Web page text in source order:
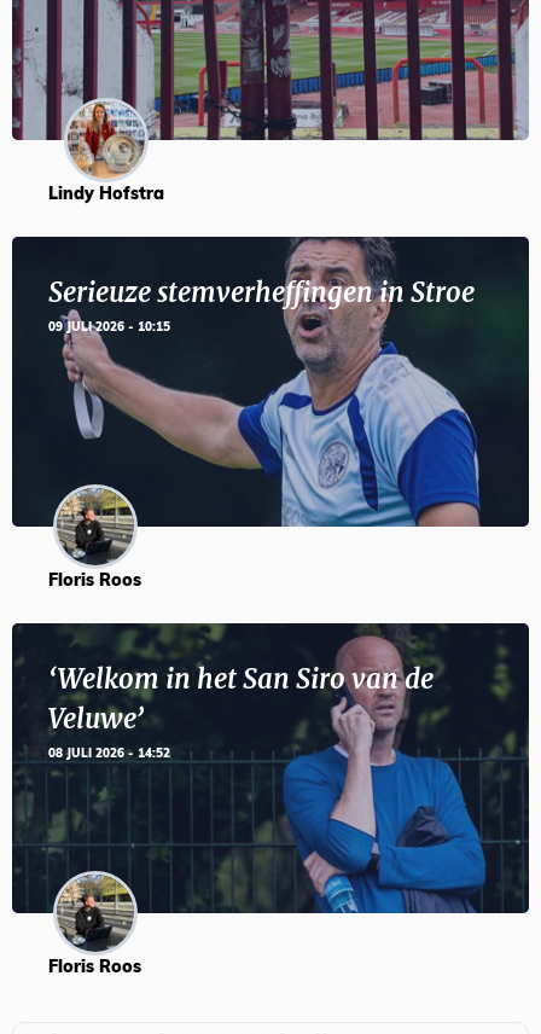
Lindy Hofstra
Serieuze stemverheffingen in Stroe
09 JULI 2026 - 10:15
Floris Roos
‘Welkom in het San Siro van de
Veluwe’
08 JULI 2026 - 14:52
Floris Roos